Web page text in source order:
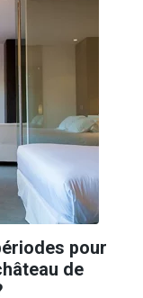
pour
de